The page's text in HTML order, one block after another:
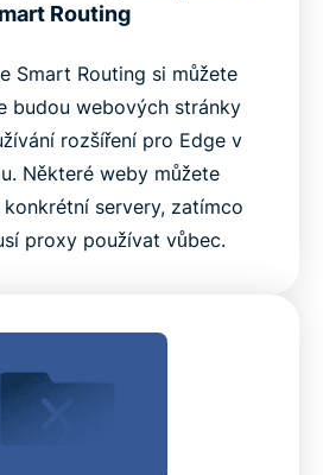
Routing
Smart Routing si můžete
budou webových stránky
rozšíření pro Edge v
Některé weby můžete
servery, zatímco
proxy používat vůbec.